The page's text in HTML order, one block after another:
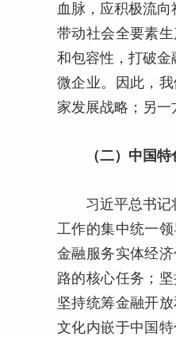
血脉，应积极流向
带动社会全要素
和包容性，打破金
微企业。因此，
家发展战略；另一
（二）中国
习近平总书记
工作的集中统一
金融服务实体经
路的核心任务；
坚持统筹金融开
文化内嵌于中国